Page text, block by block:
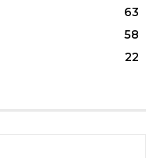
63
58
22